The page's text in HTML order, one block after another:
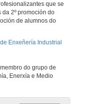
que se
2º promoción do
de alumnos do
Enxeñería Industrial
do grupo de
Enerxía e Medio